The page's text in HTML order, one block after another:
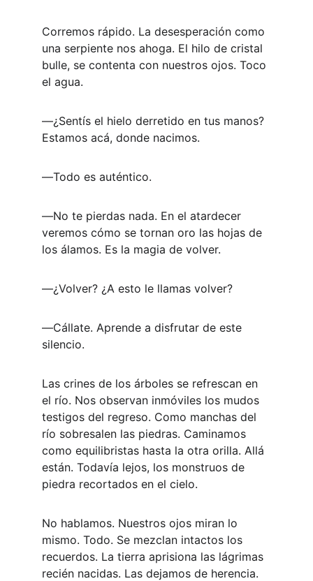
Corremos rápido. La desesperación como
una serpiente nos ahoga. El hilo de cristal
bulle, se contenta con nuestros ojos. Toco
el agua.
―¿Sentís el hielo derretido en tus manos?
Estamos acá, donde nacimos.
―Todo es auténtico.
―No te pierdas nada. En el atardecer
veremos cómo se tornan oro las hojas de
los álamos. Es la magia de volver.
―¿Volver? ¿A esto le llamas volver?
―Cállate. Aprende a disfrutar de este
silencio.
Las crines de los árboles se refrescan en
el río. Nos observan inmóviles los mudos
testigos del regreso. Como manchas del
río sobresalen las piedras. Caminamos
como equilibristas hasta la otra orilla. Allá
están. Todavía lejos, los monstruos de
piedra recortados en el cielo.
No hablamos. Nuestros ojos miran lo
mismo. Todo. Se mezclan intactos los
recuerdos. La tierra aprisiona las lágrimas
recién nacidas. Las dejamos de herencia.